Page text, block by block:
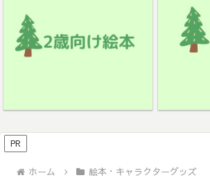
PR
ホーム 絵本・キャラクターグッズ